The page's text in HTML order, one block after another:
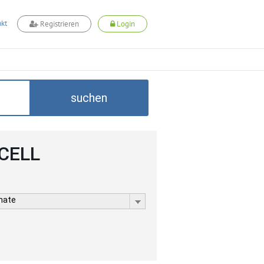
Registrieren Login
suchen